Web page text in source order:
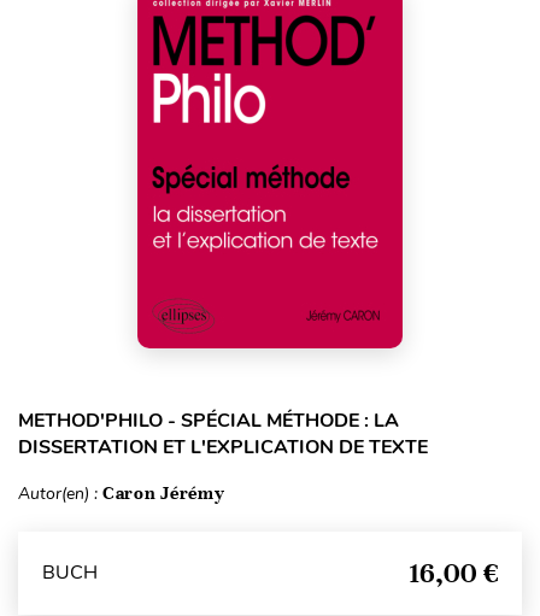
METHOD'PHILO - SPÉCIAL MÉTHODE : LA
DISSERTATION ET L'EXPLICATION DE TEXTE
Autor(en) : Caron Jérémy
BUCH 16,00 €